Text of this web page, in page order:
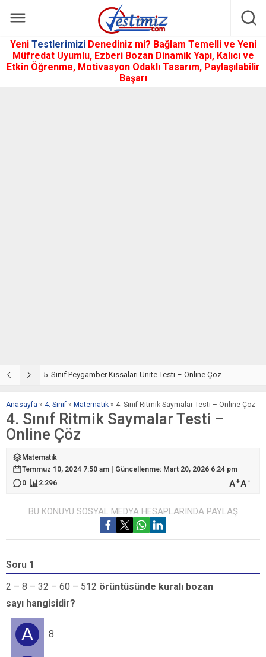
Yeni Testlerimizi Denediniz mi? Bağlam Temelli ve Yeni
Müfredat Uyumlu, Ezberi Bozan Dinamik Yapı, Kalıcı ve
Etkin Öğrenme, Motivasyon Odaklı Tasarım, Paylaşılabilir
Başarı
5. Sınıf Peygamber Kıssaları Ünite Testi – Online Çöz
Anasayfa » 4. Sınıf » Matematik » 4. Sınıf Ritmik Saymalar Testi – Online Çöz
4. Sınıf Ritmik Saymalar Testi –
Online Çöz
Matematik
Temmuz 10, 2024 7:50 am | Güncellenme: Mart 20, 2026 6:24 pm
0
2.296 A+A-
BU KONUYU SOSYAL MEDYA HESAPLARINDA PAYLAŞ
Soru 1
2 – 8 – 32 – 60 – 512 örüntüsünde kuralı bozan
sayı hangisidir?
A 8